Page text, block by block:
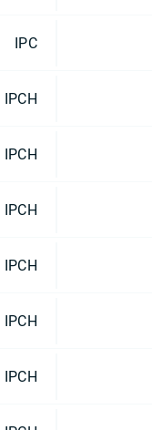
IPC
IPCH
IPCH
IPCH
IPCH
IPCH
IPCH